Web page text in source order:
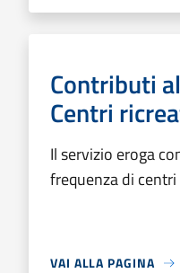
Contributi
Centri
Il servizio eroga
frequenza di
VAI ALLA PAGINA